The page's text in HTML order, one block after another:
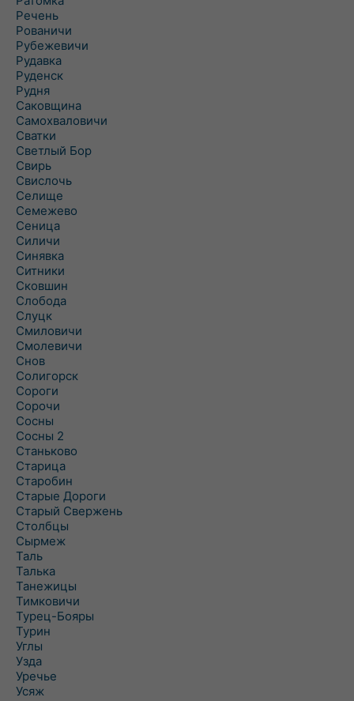
Речень
Рованичи
Рубежевичи
Рудавка
Руденск
Рудня
Саковщина
Самохваловичи
Сватки
Светлый Бор
Свирь
Свислочь
Селище
Семежево
Сеница
Силичи
Синявка
Ситники
Сковшин
Слобода
Слуцк
Смиловичи
Смолевичи
Снов
Солигорск
Сороги
Сорочи
Сосны
Сосны 2
Станьково
Старица
Старобин
Старые Дороги
Старый Свержень
Столбцы
Сырмеж
Таль
Талька
Танежицы
Тимковичи
Турец-Бояры
Турин
Углы
Узда
Уречье
Усяж